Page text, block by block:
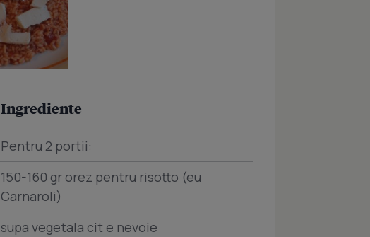
Ingrediente
Pentru 2 portii:
150-160 gr orez pentru risotto (eu
Carnaroli)
supa vegetala cit e nevoie